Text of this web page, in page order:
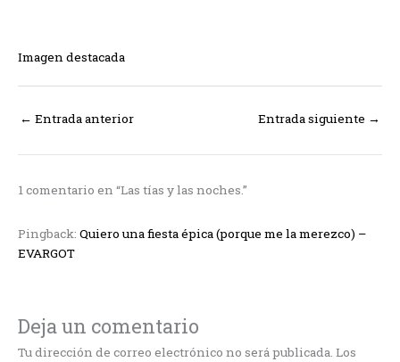
Imagen destacada
← Entrada anterior Entrada siguiente →
1 comentario en “Las tías y las noches.”
Pingback: Quiero una fiesta épica (porque me la merezco) –
EVARGOT
Deja un comentario
Tu dirección de correo electrónico no será publicada. Los